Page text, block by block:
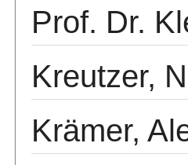
Prof. Dr.
Kreutzer,
Krämer,